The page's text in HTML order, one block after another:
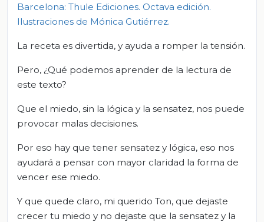
Barcelona: Thule Ediciones. Octava edición.
Ilustraciones de Mónica Gutiérrez.
La receta es divertida, y ayuda a romper la tensión.
Pero, ¿Qué podemos aprender de la lectura de
este texto?
Que el miedo, sin la lógica y la sensatez, nos puede
provocar malas decisiones.
Por eso hay que tener sensatez y lógica, eso nos
ayudará a pensar con mayor claridad la forma de
vencer ese miedo.
Y que quede claro, mi querido Ton, que dejaste
crecer tu miedo y no dejaste que la sensatez y la